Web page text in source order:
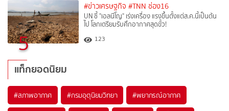
5
#ข่าวเศรษฐกิจ #TNN ช่อง16
UN ชี้ "เอลนีโญ" เร่งเครื่อง แรงขึ้นตั้งแต่ส.ค.นี้เป็นต้น
ไป โลกเตรียมรับศึกอากาศสุดขั้ว!
123
แท็กยอดนิยม
#สภาพอากาศ #กรมอุตุนิยมวิทยา #พยากรณ์อากาศ